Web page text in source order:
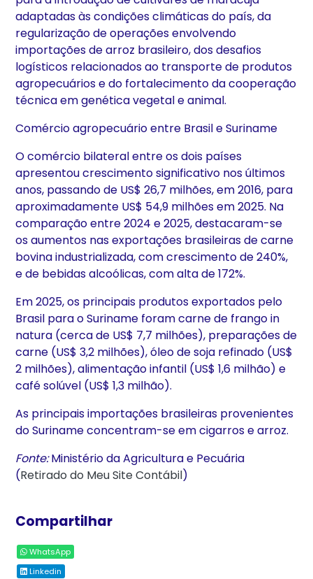
adaptadas às condições climáticas do país, da
regularização de operações envolvendo
importações de arroz brasileiro, dos desafios
logísticos relacionados ao transporte de produtos
agropecuários e do fortalecimento da cooperação
técnica em genética vegetal e animal.
Comércio agropecuário entre Brasil e Suriname
O comércio bilateral entre os dois países
apresentou crescimento significativo nos últimos
anos, passando de US$ 26,7 milhões, em 2016, para
aproximadamente US$ 54,9 milhões em 2025. Na
comparação entre 2024 e 2025, destacaram-se
os aumentos nas exportações brasileiras de carne
bovina industrializada, com crescimento de 240%,
e de bebidas alcoólicas, com alta de 172%.
Em 2025, os principais produtos exportados pelo
Brasil para o Suriname foram carne de frango in
natura (cerca de US$ 7,7 milhões), preparações de
carne (US$ 3,2 milhões), óleo de soja refinado (US$
2 milhões), alimentação infantil (US$ 1,6 milhão) e
café solúvel (US$ 1,3 milhão).
As principais importações brasileiras provenientes
do Suriname concentram-se em cigarros e arroz.
Fonte:Ministério da Agricultura e Pecuária
(Retirado do Meu Site Contábil)
Compartilhar
WhatsApp
Linkedin